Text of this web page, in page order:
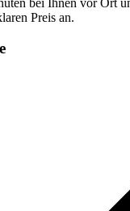
Preis an.